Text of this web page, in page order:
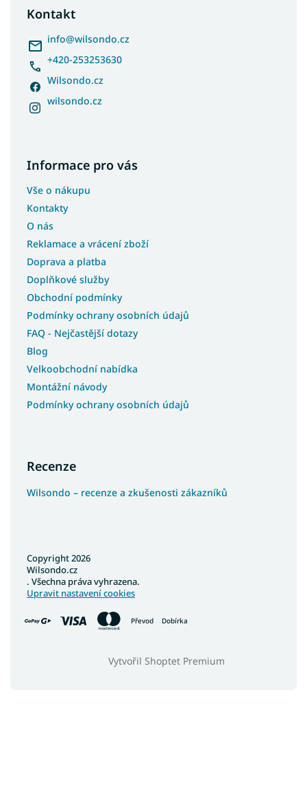
Kontakt
info@wilsondo.cz
+420-253253630
Wilsondo.cz
wilsondo.cz
Informace pro vás
Vše o nákupu
Kontakty
O nás
Reklamace a vrácení zboží
Doprava a platba
Doplňkové služby
Obchodní podmínky
Podmínky ochrany osobních údajů
FAQ - Nejčastější dotazy
Blog
Velkoobchodní nabídka
Montážní návody
Podmínky ochrany osobních údajů
Recenze
Wilsondo – recenze a zkušenosti zákazníků
Převod Dobírka
Vytvořil Shoptet Premium
Copyright 2026
Wilsondo.cz
. Všechna práva vyhrazena.
Upravit nastavení cookies